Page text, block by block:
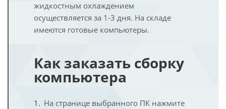
жидкостным охлаждением
осуществляется за 1-3 дня. На складе
имеются готовые компьютеры.
Как заказать сборку
компьютера
На странице выбранного ПК нажмите